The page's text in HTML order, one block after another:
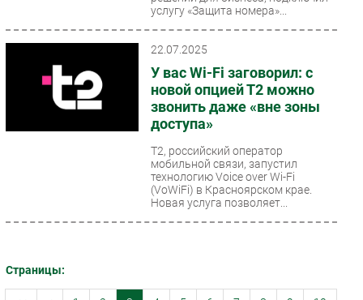
услугу «Защита номера»...
22.07.2025
У вас Wi-Fi заговорил: с
новой опцией Т2 можно
звонить даже «вне зоны
доступа»
T2, российский оператор
мобильной связи, запустил
технологию Voice over Wi-Fi
(VoWiFi) в Красноярском крае.
Новая услуга позволяет...
Страницы: